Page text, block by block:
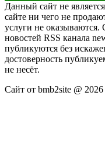
Данный сайт не
сайте ни чего не
услуги не оказываются.
новостей RSS канала
публикуются без
достоверность
не несёт.
Сайт от bmb2site @ 2026